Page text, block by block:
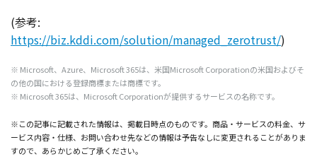
(参考:
https://biz.kddi.com/solution/managed_zerotrust/)
※ Microsoft、Azure、Microsoft 365は、 米国Microsoft Corporationの米国およびそ
の他の国における登録商標または商標です。
※ Microsoft 365は、Microsoft Corporationが提供するサービスの名称です。
※この記事に記載された情報は、掲載日時点のものです。商品・サービスの料金、サ
ービス内容・仕様、お問い合わせ先などの情報は予告なしに変更されることがありま
すので、あらかじめご了承ください。